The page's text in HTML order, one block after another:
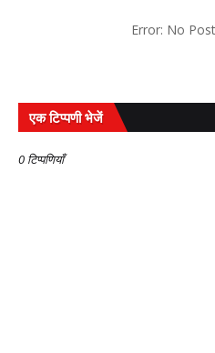
Error: No
एक टिप्पणी भेजें
0 टिप्पणियाँ